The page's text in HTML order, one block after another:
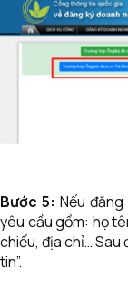
Bước 5: Nếu
yêu cầu gồm: họ
chiếu, địa chỉ… Sau
tin”.